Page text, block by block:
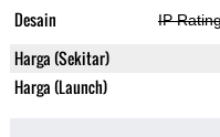
Desain IP
Harga (Sekitar)
Harga (Launch)